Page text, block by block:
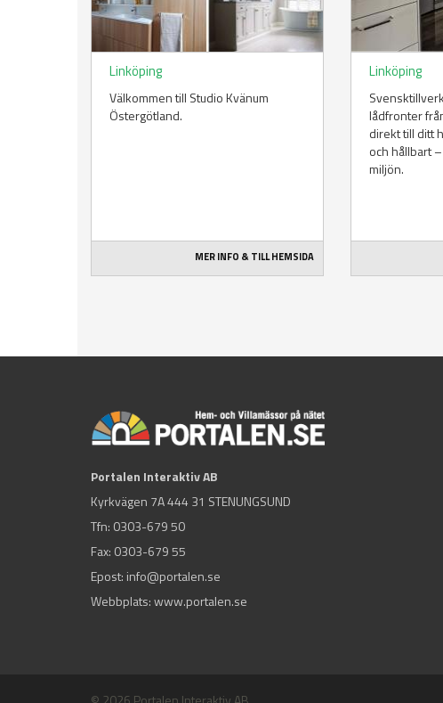
Linköping
Välkommen till Studio Kvänum
Östergötland.
MER INFO & TILL HEMSIDA
Linköping
lådfronter
direkt till ditt
och hållbart
miljön.
Portalen Interaktiv AB
Kyrkvägen 7A 444 31 STENUNGSUND
Tfn: 0303-679 50
Fax: 0303-679 55
Epost: info@portalen.se
Webbplats: www.portalen.se